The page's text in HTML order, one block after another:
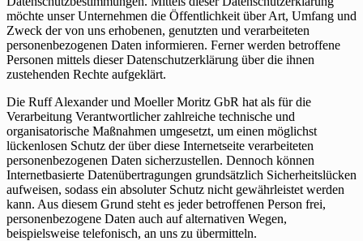
möchte unser Unternehmen die Öffentlichkeit über Art, Umfang und
Zweck der von uns erhobenen, genutzten und verarbeiteten
personenbezogenen Daten informieren. Ferner werden betroffene
Personen mittels dieser Datenschutzerklärung über die ihnen
zustehenden Rechte aufgeklärt.
Die Ruff Alexander und Moeller Moritz GbR hat als für die
Verarbeitung Verantwortlicher zahlreiche technische und
organisatorische Maßnahmen umgesetzt, um einen möglichst
lückenlosen Schutz der über diese Internetseite verarbeiteten
personenbezogenen Daten sicherzustellen. Dennoch können
Internetbasierte Datenübertragungen grundsätzlich Sicherheitslücken
aufweisen, sodass ein absoluter Schutz nicht gewährleistet werden
kann. Aus diesem Grund steht es jeder betroffenen Person frei,
personenbezogene Daten auch auf alternativen Wegen,
beispielsweise telefonisch, an uns zu übermitteln.